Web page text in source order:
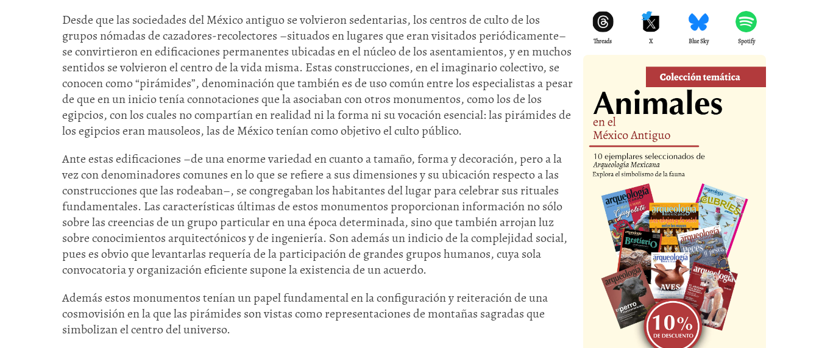
Desde que las sociedades del México antiguo se volvieron sedentarias, los centros de culto de los
grupos nómadas de cazadores-recolectores –situados en lugares que eran visitados periódicamente–
se convirtieron en edificaciones permanentes ubicadas en el núcleo de los asentamientos, y en muchos
sentidos se volvieron el centro de la vida misma. Estas construcciones, en el imaginario colectivo, se
conocen como “pirámides”, denominación que también es de uso común entre los especialistas a pesar
de que en un inicio tenía connotaciones que la asociaban con otros monumentos, como los de los
egipcios, con los cuales no compartían en realidad ni la forma ni su vocación esencial: las pirámides de
los egipcios eran mausoleos, las de México tenían como objetivo el culto público.
Ante estas edificaciones –de una enorme variedad en cuanto a tamaño, forma y decoración, pero a la
vez con denominadores comunes en lo que se refiere a sus dimensiones y su ubicación respecto a las
construcciones que las rodeaban–, se congregaban los habitantes del lugar para celebrar sus rituales
fundamentales. Las características últimas de estos monumentos proporcionan información no sólo
sobre las creencias de un grupo particular en una época determinada, sino que también arrojan luz
sobre conocimientos arquitectónicos y de ingeniería. Son además un indicio de la complejidad social,
pues es obvio que levantarlas requería de la participación de grandes grupos humanos, cuya sola
convocatoria y organización eficiente supone la existencia de un acuerdo.
Además estos monumentos tenían un papel fundamental en la configuración y reiteración de una
cosmovisión en la que las pirámides son vistas como representaciones de montañas sagradas que
simbolizan el centro del universo.
Threads X Blue Sky Spotify